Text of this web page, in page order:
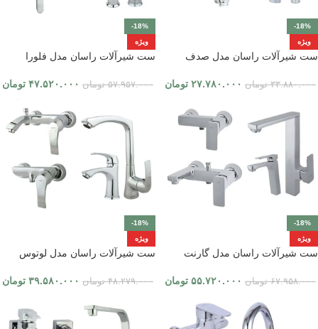
-18%
ویژه
ست شیرآلات راسان مدل صدف
۳۳.۸۸۰.۰۰۰ تومان ۲۷.۷۸۰.۰۰۰ تومان
-18%
ویژه
ست شیرآلات راسان مدل فلورا
۵۷.۹۵۷.۰۰۰ تومان ۴۷.۵۲۰.۰۰۰ تومان
-18%
ویژه
ست شیرآلات راسان مدل گارنت
۶۷.۹۵۸.۰۰۰ تومان ۵۵.۷۲۰.۰۰۰ تومان
-18%
ویژه
ست شیرآلات راسان مدل لوتوس
۴۸.۲۷۹.۰۰۰ تومان ۳۹.۵۸۰.۰۰۰ تومان